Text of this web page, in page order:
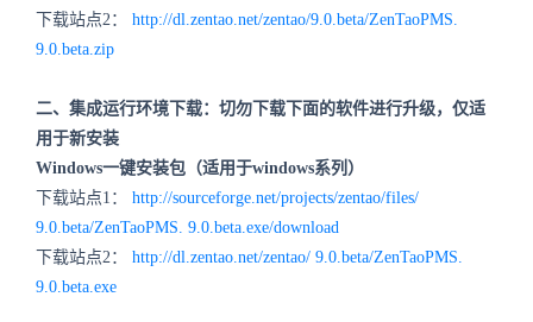
下载站点2： http://dl.zentao.net/zentao/9.0.beta/ZenTaoPMS.
9.0.beta.zip
二、集成运行环境下载：切勿下载下面的软件进行升级，仅适
用于新安装
Windows一键安装包（适用于windows系列）
下载站点1： http://sourceforge.net/projects/zentao/files/
9.0.beta/ZenTaoPMS. 9.0.beta.exe/download
下载站点2： http://dl.zentao.net/zentao/ 9.0.beta/ZenTaoPMS.
9.0.beta.exe